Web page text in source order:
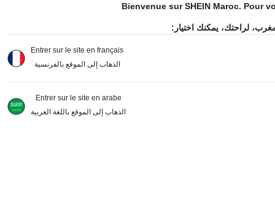
Bienvenue sur SHEIN Maroc. Pour
لراحتك، يمكنك اختيار:
Entrer sur le site en français
الذهاب إلى الموقع بالفرنسية
Entrer sur le site en arabe
الذهاب إلى الموقع باللغة العربية